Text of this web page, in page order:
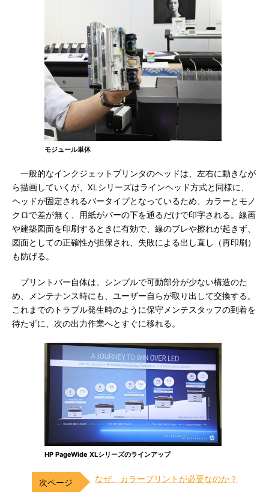
モジュール単体
一般的なインクジェットプリンタのヘッドは、左右に動きなが
ら描画していくが、XLシリーズはラインヘッド方式と同様に、
ヘッドが固定されるバータイプとなっているため、カラーとモノ
クロで差が無く、用紙がバーの下を通るだけで印字される。線画
や建築図面を印刷するときに有効で、線のブレや擦れが起きず、
図面としての正確性が担保され、失敗による出し直し（再印刷）
も防げる。
プリントバー自体は、シンプルで可動部分が少ない構造のた
め、メンテナンス時にも、ユーザー自らが取り出して交換する。
これまでのトラブル発生時のように保守メンテスタッフの到着を
待たずに、次の出力作業へとすぐに移れる。
HP PageWide XLシリーズのラインアップ
なぜ、カラープリントが必要なのか？